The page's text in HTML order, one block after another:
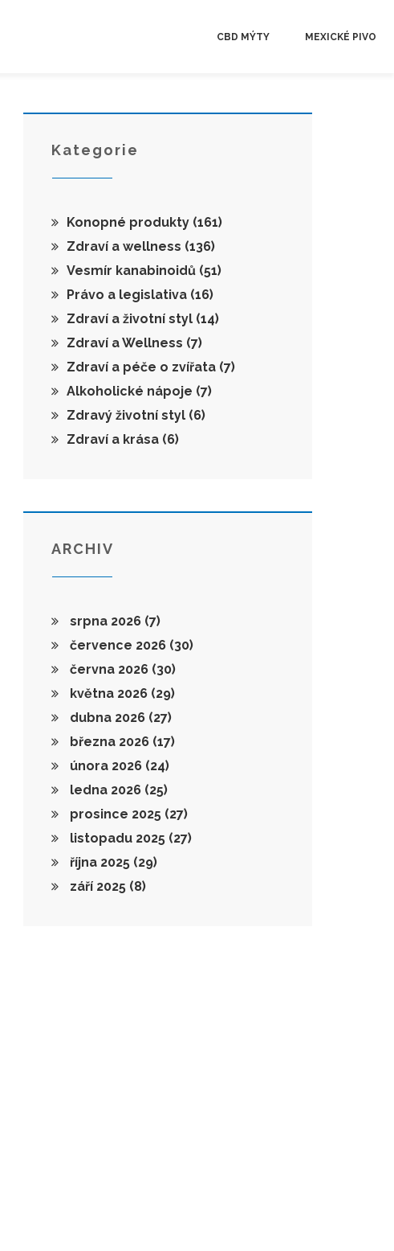
CBD MÝTY MEXICKÉ PIVO
Kategorie
Konopné produkty (161)
Zdraví a wellness (136)
Vesmír kanabinoidů (51)
Právo a legislativa (16)
Zdraví a životní styl (14)
Zdraví a Wellness (7)
Zdraví a péče o zvířata (7)
Alkoholické nápoje (7)
Zdravý životní styl (6)
Zdraví a krása (6)
ARCHIV
srpna 2026 (7)
července 2026 (30)
června 2026 (30)
května 2026 (29)
dubna 2026 (27)
března 2026 (17)
února 2026 (24)
ledna 2026 (25)
prosince 2025 (27)
listopadu 2025 (27)
října 2025 (29)
září 2025 (8)